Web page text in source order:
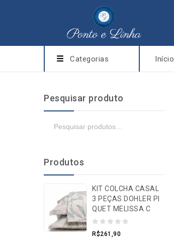
Categorias Início
Pesquisar produto
Produtos
KIT COLCHA CASAL
3 PEÇAS DOHLER PI
QUET MELISSA C
0R$261,90